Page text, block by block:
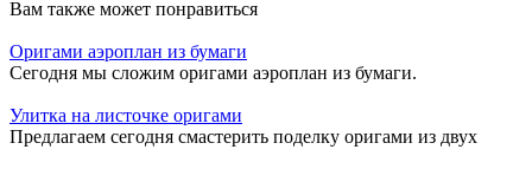
Вам также может понравиться
Оригами аэроплан из бумаги
Сегодня мы сложим оригами аэроплан из бумаги.
Улитка на листочке оригами
Предлагаем сегодня смастерить поделку оригами из двух